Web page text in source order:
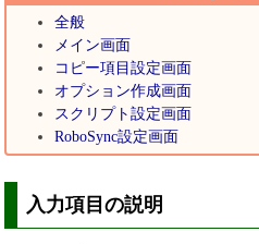
全般
メイン画面
コピー項目設定画面
オプション作成画面
スクリプト設定画面
RoboSync設定画面
入力項目の説明